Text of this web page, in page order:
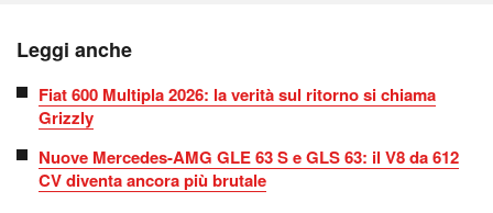
Leggi anche
Fiat 600 Multipla 2026: la verità sul ritorno si chiama
Grizzly
Nuove Mercedes-AMG GLE 63 S e GLS 63: il V8 da 612
CV diventa ancora più brutale